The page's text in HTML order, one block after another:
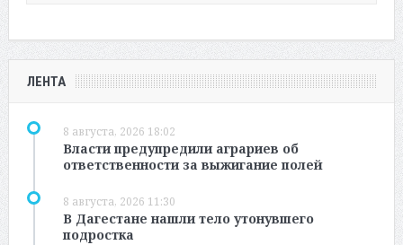
ЛЕНТА
8 августа, 2026 18:02
Власти предупредили аграриев об
ответственности за выжигание полей
8 августа, 2026 11:30
В Дагестане нашли тело утонувшего
подростка